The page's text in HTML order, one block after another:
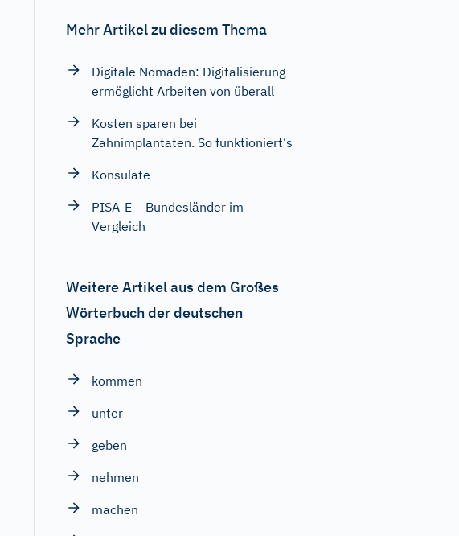
Mehr Artikel zu diesem Thema
Digitale Nomaden: Digitalisierung
ermöglicht Arbeiten von überall
Kosten sparen bei
Zahnimplantaten. So funktioniert‘s
Konsulate
PISA-E – Bundesländer im
Vergleich
Weitere Artikel aus dem Großes
Wörterbuch der deutschen
Sprache
kommen
unter
geben
nehmen
machen